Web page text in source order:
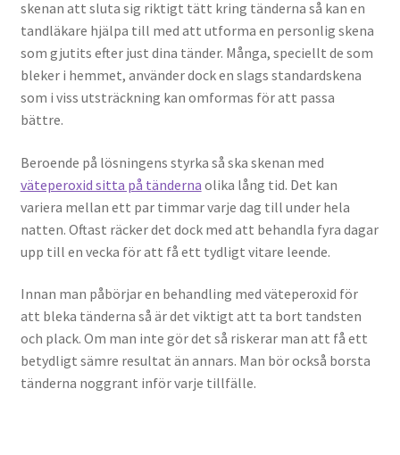
skenan att sluta sig riktigt tätt kring tänderna så kan en
tandläkare hjälpa till med att utforma en personlig skena
som gjutits efter just dina tänder. Många, speciellt de som
bleker i hemmet, använder dock en slags standardskena
som i viss utsträckning kan omformas för att passa
bättre.
Beroende på lösningens styrka så ska skenan med
väteperoxid sitta på tänderna olika lång tid. Det kan
variera mellan ett par timmar varje dag till under hela
natten. Oftast räcker det dock med att behandla fyra dagar
upp till en vecka för att få ett tydligt vitare leende.
Innan man påbörjar en behandling med väteperoxid för
att bleka tänderna så är det viktigt att ta bort tandsten
och plack. Om man inte gör det så riskerar man att få ett
betydligt sämre resultat än annars. Man bör också borsta
tänderna noggrant inför varje tillfälle.